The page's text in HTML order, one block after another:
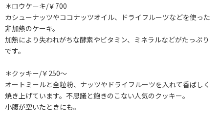
＊ロウケーキ/￥700
カシューナッツやココナッツオイル、ドライフルーツなどを使った
非加熱のケーキ。
加熱により失われがちな酵素やビタミン、ミネラルなどがたっぷり
です。
＊クッキー/￥250～
オートミールと全粒粉、ナッツやドライフルーツを入れて香ばしく
焼き上げています。不思議と飽きのこない人気のクッキー。
小腹が空いたときにも。